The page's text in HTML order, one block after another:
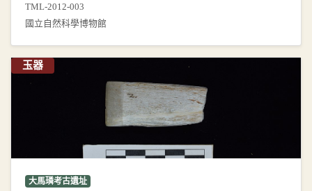
TML-2012-003
國立自然科學博物館
玉器
大馬璘考古遺址